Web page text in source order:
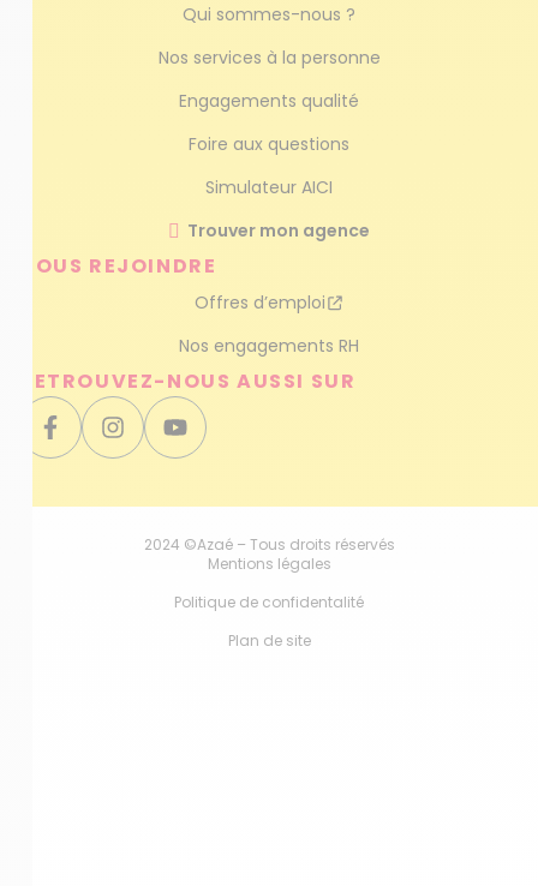
Qui sommes-nous ?
Nos services à la personne
Engagements qualité
Foire aux questions
Simulateur AICI
Trouver mon agence
NOUS REJOINDRE
Offres d’emploi
Nos engagements RH
RETROUVEZ-NOUS AUSSI SUR
2024 ©Azaé – Tous droits réservés
Mentions légales
Politique de confidentalité
Plan de site